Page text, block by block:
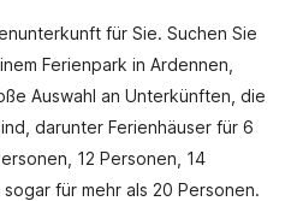
für Sie. Suchen Sie
Ferienpark in Ardennen,
Auswahl an Unterkünften, die
darunter Ferienhäuser für 6
12 Personen, 14
für mehr als 20 Personen.